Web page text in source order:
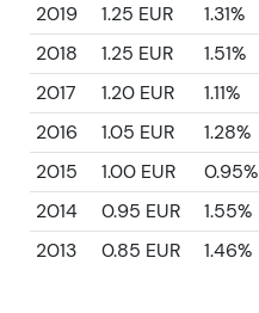
2019
1.25 EUR
1.31%
2018
1.25 EUR
1.51%
2017
1.20 EUR
1.11%
2016
1.05 EUR
1.28%
2015
1.00 EUR
0.95%
2014
0.95 EUR
1.55%
2013
0.85 EUR 1.46%